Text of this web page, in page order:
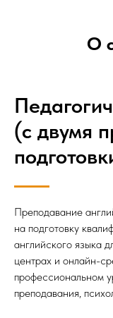
О
(с двумя
Преподавание
на подготовку
английского языка
центрах и онлайн-
профессиональном
преподавания,